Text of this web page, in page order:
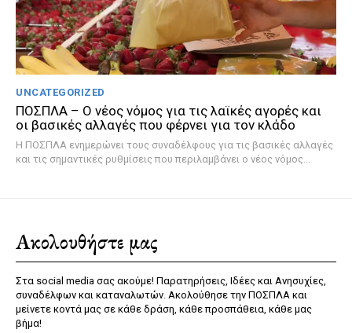
UNCATEGORIZED
ΠΟΣΠΛΑ – Ο νέος νόμος για τις λαϊκές αγορές και
οι βασικές αλλαγές που φέρνει για τον κλάδο
Η ΠΟΣΠΛΑ ενημερώνει τους συναδέλφους για τις βασικές αλλαγές
και τις σημαντικές ρυθμίσεις που περιλαμβάνει ο νέος νόμος...
Ακολουθήστε μας
Στα social media σας ακούμε! Παρατηρήσεις, Ιδέες και Ανησυχίες,
συναδέλφων και καταναλωτών. Ακολούθησε την ΠΟΣΠΛΑ και
μείνετε κοντά μας σε κάθε δράση, κάθε προσπάθεια, κάθε μας
βήμα!